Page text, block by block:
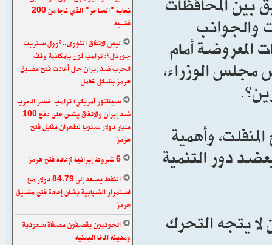
والجوانب
المعروضة أمام
مجلس الوزراء،
وأهمية
دور التنمية
لا يتجه التحرك
نهاية "الساحر" الذي نجا من 200
قضية
ليس الاتفاق النووي..”وول ستريت
جورنال”: ترامب لوح بإمكانية وقف
الحرب ضد إيران حال أعادت فتح مضيق
هرمز بشكل كامل
سيناتور أمريكي: ترامب خسر الحرب
ضد إيران والاتفاق ينص على دفع 100
مليار دولار سنويا لطهران مقابل فتح
هرمز
6 شروط إيرانية لإعادة فتح هرمز
النفط يصعد إلى 84.79 دولار مع
استمرار الضبابية بشأن إعادة فتح مضيق
هرمز
الحوثيون يقصفون مصفاة سعودية
ومدينة المخا اليمنية